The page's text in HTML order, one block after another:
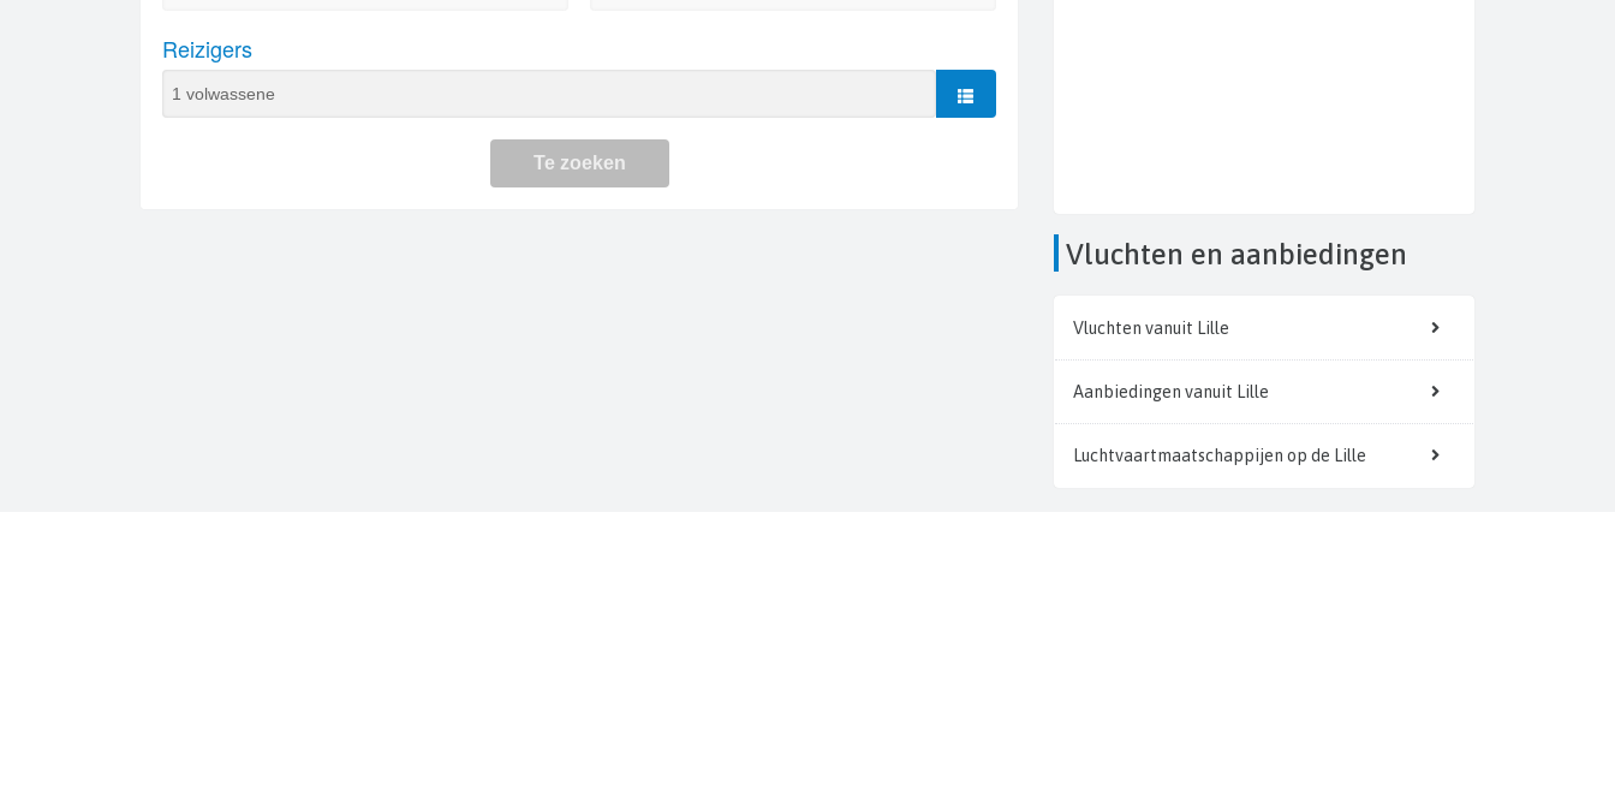
Vluchten en aanbiedingen
Vluchten vanuit Lille
Aanbiedingen vanuit Lille
Luchtvaartmaatschappijen op de Lille